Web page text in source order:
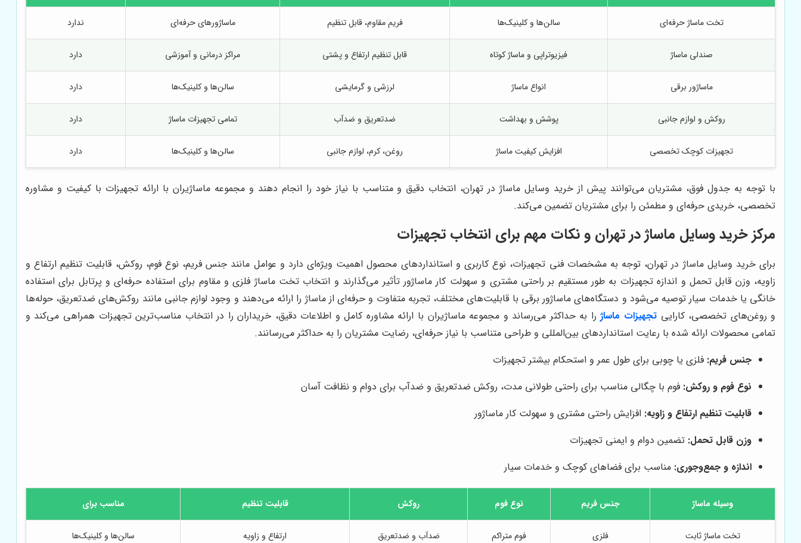
تخت ماساژ حرفه‌ای سالن‌ها و کلینیک‌ها فریم مقاوم، قابل تنظیم ماساژورهای حرفه‌ای ندارد
صندلی ماساژ فیزیوتراپی و ماساژ کوتاه قابل تنظیم ارتفاع و پشتی مراکز درمانی و آموزشی دارد
ماساژور برقی انواع ماساژ لرزشی و گرمایشی سالن‌ها و کلینیک‌ها دارد
روکش و لوازم جانبی پوشش و بهداشت ضدتعریق و ضدآب تمامی تجهیزات ماساژ دارد
تجهیزات کوچک تخصصی افزایش کیفیت ماساژ روغن، کرم، لوازم جانبی سالن‌ها و کلینیک‌ها دارد
با توجه به جدول فوق، مشتریان می‌توانند پیش از خرید وسایل ماساژ در تهران، انتخاب دقیق و متناسب با نیاز خود را انجام دهند و مجموعه ماساژیران با ارائه تجهیزات با کیفیت و مشاوره
تخصصی، خریدی حرفه‌ای و مطمئن را برای مشتریان تضمین می‌کند.
مرکز خرید وسایل ماساژ در تهران و نکات مهم برای انتخاب تجهیزات
برای خرید وسایل ماساژ در تهران، توجه به مشخصات فنی تجهیزات، نوع کاربری و استانداردهای محصول اهمیت ویژه‌ای دارد و عوامل مانند جنس فریم، نوع فوم، روکش، قابلیت تنظیم ارتفاع و
زاویه، وزن قابل تحمل و اندازه تجهیزات به طور مستقیم بر راحتی مشتری و سهولت کار ماساژور تأثیر می‌گذارند و انتخاب تخت ماساژ فلزی و مقاوم برای استفاده حرفه‌ای و پرتابل برای استفاده
خانگی یا خدمات سیار توصیه می‌شود و دستگاه‌های ماساژور برقی با قابلیت‌های مختلف، تجربه متفاوت و حرفه‌ای از ماساژ را ارائه می‌دهند و وجود لوازم جانبی مانند روکش‌های ضدتعریق، حوله‌ها
و روغن‌های تخصصی، کارایی تجهیزات ماساژ را به حداکثر می‌رساند و مجموعه ماساژیران با ارائه مشاوره کامل و اطلاعات دقیق، خریداران را در انتخاب مناسب‌ترین تجهیزات همراهی می‌کند و
تمامی محصولات ارائه شده با رعایت استانداردهای بین‌المللی و طراحی متناسب با نیاز حرفه‌ای، رضایت مشتریان را به حداکثر می‌رسانند.
جنس فریم: فلزی یا چوبی برای طول عمر و استحکام بیشتر تجهیزات
نوع فوم و روکش: فوم با چگالی مناسب برای راحتی طولانی مدت، روکش ضدتعریق و ضدآب برای دوام و نظافت آسان
قابلیت تنظیم ارتفاع و زاویه: افزایش راحتی مشتری و سهولت کار ماساژور
وزن قابل تحمل: تضمین دوام و ایمنی تجهیزات
اندازه و جمع‌وجوری: مناسب برای فضاهای کوچک و خدمات سیار
وسیله ماساژ جنس فریم نوع فوم روکش قابلیت تنظیم مناسب برای
تخت ماساژ ثابت فلزی فوم متراکم ضدآب و ضدتعریق ارتفاع و زاویه سالن‌ها و کلینیک‌ها